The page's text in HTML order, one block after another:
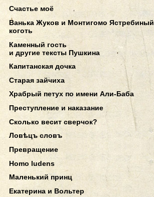
Счастье моё
Ванька Жуков и Монтигомо Ястребиный
коготь
Каменный гость
и другие тексты Пушкина
Капитанская дочка
Старая зайчиха
Храбрый петух по имени Али-Баба
Преступление и наказание
Сколько весит сверчок?
Ловѣцъ словъ
Превращение
Homo ludens
Маленький принц
Екатерина и Вольтер